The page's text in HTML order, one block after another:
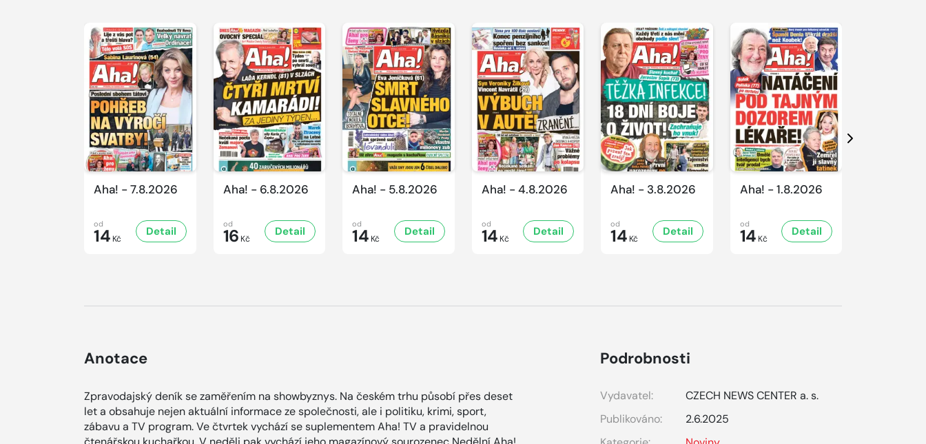
Aha! - 7.8.2026
od
14 Kč
Detail
Aha! - 6.8.2026
od
16 Kč
Detail
Aha! - 5.8.2026
od
14 Kč
Detail
Aha! - 4.8.2026
od
14 Kč
Detail
Aha! - 3.8.2026
od
14 Kč
Detail
Aha! - 1.8.2026
od
14 Kč
Detail
Další
Anotace
Zpravodajský deník se zaměřením na showbyznys. Na českém trhu působí přes deset
let a obsahuje nejen aktuální informace ze společnosti, ale i politiku, krimi, sport,
zábavu a TV program. Ve čtvrtek vychází se suplementem Aha! TV a pravidelnou
Podrobnosti
Vydavatel:
CZECH NEWS CENTER a. s.
Publikováno:
2.6.2025